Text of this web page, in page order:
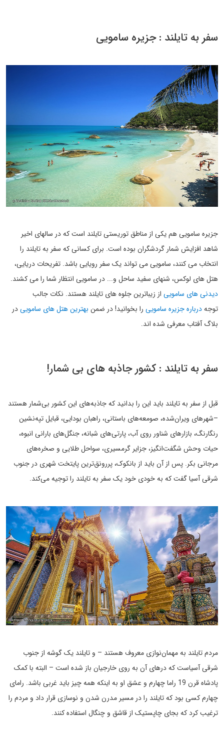
سفر به تایلند : جزیره سامویی
جزیره سامویی هم یکی از مناطق توریستی تایلند است که در سالهای اخیر
شاهد افزایش شمار گردشگران بوده است. برای کسانی که سفر به تایلند را
انتخاب می کنند، سامویی می تواند یک سفر رویایی باشد. تفریحات دریایی،
هتل های لوکس، شنهای سفید ساحل و... در سامویی انتظار شما را می کشند.
دیدنی های سامویی از زیباترین جلوه های تایلند هستند. نکات جالب
توجهدرباره جزیره سامویی را بخوانید! در ضمن بهترین هتل های ساموییدر
بلاگ آفتاب معرفی شده اند.
سفر به تایلند : کشور جاذبه های بی شمار!
قبل از سفر به تایلند باید این را بدانید که جاذبه‌های این کشور بی‌شمار هستند
–شهرهای ویران‌شده، صومعه‌های باستانی، راهبان بودایی، قبایل تپه‌نشین
رنگارنگ، بازارهای شناور روی آب، پارتی‌های شبانه، جنگل‌های بارانی انبوه،
حیات وحش شگفت‌انگیز، جزایر گرمسیری، سواحل طلایی و صخره‌های
مرجانی بکر. پس از آن باید از بانکوک، پررونق‌ترین پایتخت شهری در جنوب
شرقی آسیا گفت که به خودی خود یک سفر به تایلند را توجیه می‌کند.
مردم تایلند به مهمان‌نوازی معروف هستند – و تایلند یک گوشه از جنوب
شرقی آسیاست که درهای آن به روی خارجیان باز شده است – البته با کمک
پادشاه قرن 19 راما چهارم و عشق او به اینکه همه چیز باید غربی باشد. رامای
چهارم کسی بود که تایلند را در مسیر مدرن شدن و نوسازی قرار داد و مردم را
ترغیب کرد که بجای چاپستیک از قاشق و چنگال استفاده کنند.